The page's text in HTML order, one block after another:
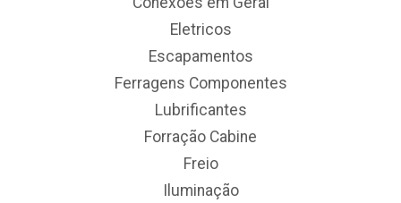
Eletricos
Escapamentos
Ferragens Componentes
Lubrificantes
Forração Cabine
Freio
Iluminação